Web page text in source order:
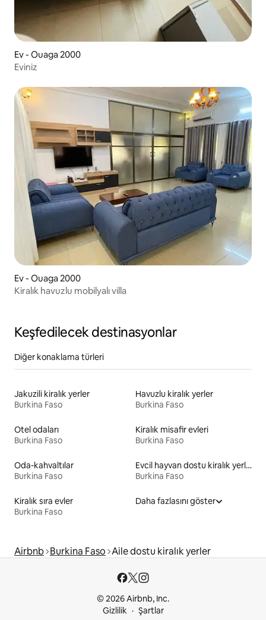
Ev - Ouaga 2000
Eviniz
Ev - Ouaga 2000
Kiralık havuzlu mobilyalı villa
Keşfedilecek destinasyonlar
Diğer konaklama türleri
Jakuzili kiralık yerler
Burkina Faso
Havuzlu kiralık yerler
Burkina Faso
Otel odaları
Burkina Faso
Kiralık misafir evleri
Burkina Faso
Oda-kahvaltılar
Burkina Faso
Evcil hayvan dostu kiralık yerler
Burkina Faso
Kiralık sıra evler
Burkina Faso
Daha fazlasını göster
Airbnb Burkina Faso Aile dostu kiralık yerler
© 2026 Airbnb, Inc.
Gizlilik
Şartlar